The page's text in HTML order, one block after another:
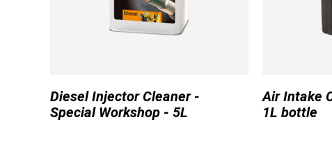
Diesel Injector Cleaner -
Special Workshop - 5L
Air Intake
1L bottle